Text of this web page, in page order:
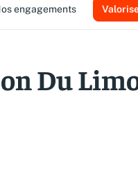
engagements
Du